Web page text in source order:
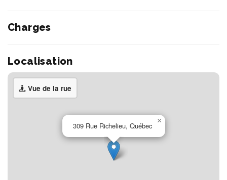
Charges
Localisation
Vue de la rue
309 Rue Richelieu, Québec
×